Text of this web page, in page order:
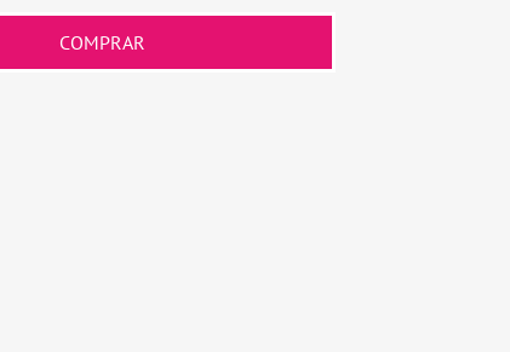
COMPRAR